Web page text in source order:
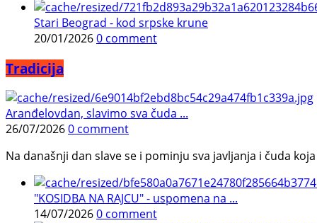
Stari Beograd - kod srpske krune
20/01/20260 comment
Tradicija
Aranđelovdan, slavimo sva čuda ...
26/07/20260 comment
Na današnji dan slave se i pominju sva javljanja i čuda
"KOSIDBA NA RAJCU" - uspomena na ...
14/07/20260 comment